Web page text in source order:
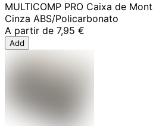
MULTICOMP PRO Caixa de
Cinza ABS/Policarbonato
A partir de 7,95 €
Add